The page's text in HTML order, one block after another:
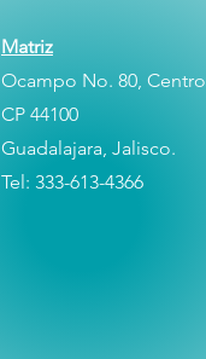
Matriz
Ocampo No. 80, Centro,
CP 44100
Guadalajara, Jalisco.
Tel: 333-613-4366